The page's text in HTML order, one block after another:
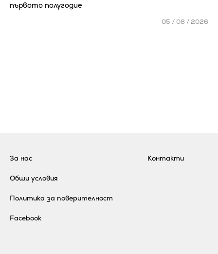
първото полугодие
05 / 08 / 2026
За нас
Общи условия
Политика за поверителност
Контакти
Facebook